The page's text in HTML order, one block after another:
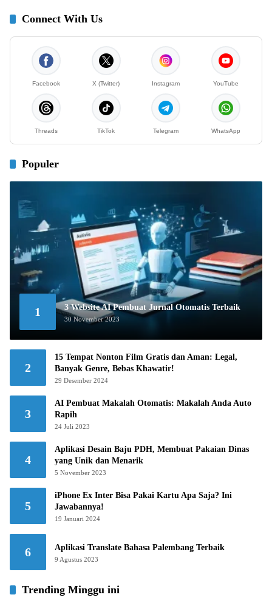
Connect With Us
Facebook X (Twitter) Instagram YouTube
Threads TikTok Telegram WhatsApp
Populer
1 3 Website AI Pembuat Jurnal Otomatis Terbaik
30 November 2023
2
15 Tempat Nonton Film Gratis dan Aman: Legal,
Banyak Genre, Bebas Khawatir!
29 Desember 2024
3
AI Pembuat Makalah Otomatis: Makalah Anda Auto
Rapih
24 Juli 2023
4
Aplikasi Desain Baju PDH, Membuat Pakaian Dinas
yang Unik dan Menarik
5 November 2023
5
iPhone Ex Inter Bisa Pakai Kartu Apa Saja? Ini
Jawabannya!
19 Januari 2024
6 Aplikasi Translate Bahasa Palembang Terbaik
9 Agustus 2023
Trending Minggu ini